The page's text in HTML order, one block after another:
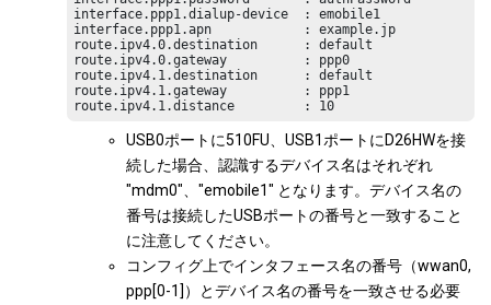
interface.ppp1.dialup-device  : emobile1
interface.ppp1.apn            : example.jp
route.ipv4.0.destination      : default
route.ipv4.0.gateway          : ppp0
route.ipv4.1.destination      : default
route.ipv4.1.gateway          : ppp1
route.ipv4.1.distance         : 10
USB0ポートに510FU、USB1ポートにD26HWを接
続した場合、認識するデバイス名はそれぞれ
"mdm0"、"emobile1" となります。デバイス名の
番号は接続したUSBポートの番号と一致すること
に注意してください。
コンフィグ上でインタフェース名の番号（wwan0,
ppp[0-1]）とデバイス名の番号を一致させる必要